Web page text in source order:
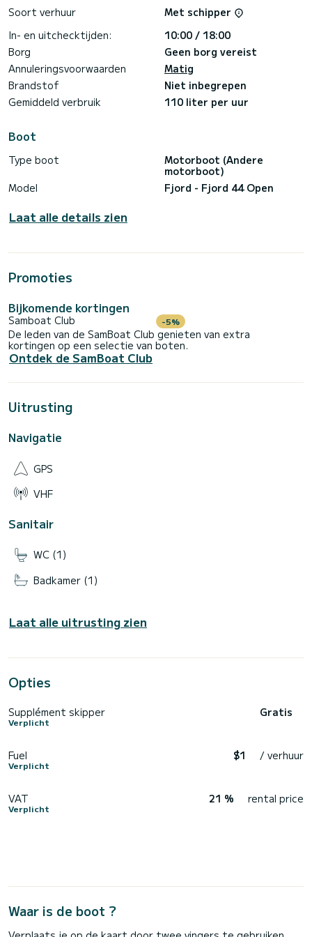
* Een normale dag varen naar Formentera duurt tussen 1,5
EXTRA'S / AANVULLENDE DIENSTEN (gelieve te informeren):
SEABOB F5s
Soort verhuur
Met schipper
In- en uitchecktijden:
10:00 / 18:00
Borg
Geen borg vereist
Annuleringsvoorwaarden
Matig
Brandstof
Niet inbegrepen
Gemiddeld verbruik
110 liter per uur
Boot
Type boot
Motorboot (Andere
motorboot)
Model
Fjord - Fjord 44 Open
Laat alle details zien
Promoties
Bijkomende kortingen
Samboat Club -5%
De leden van de SamBoat Club genieten van extra
kortingen op een selectie van boten.
Ontdek de SamBoat Club
Uitrusting
Navigatie
GPS
VHF
Sanitair
WC (1)
Badkamer (1)
Laat alle uitrusting zien
Opties
Supplément skipper
Verplicht
Gratis
Fuel
Verplicht
$1 / verhuur
VAT
Verplicht
21 % rental price
Waar is de boot ?